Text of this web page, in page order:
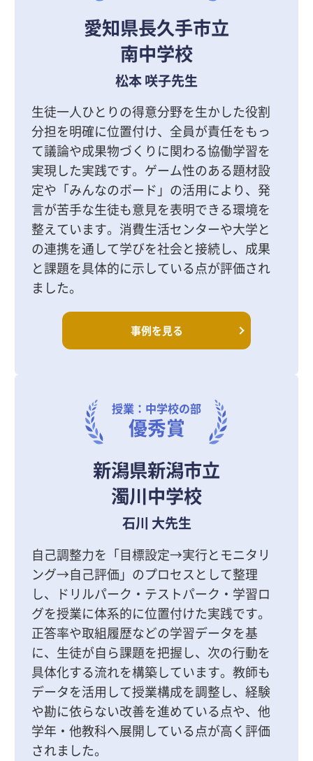
愛知県長久手市立
南中学校
松本 咲子先生
生徒一人ひとりの得意分野を生かした役割
分担を明確に位置付け、全員が責任をもっ
て議論や成果物づくりに関わる協働学習を
実現した実践です。ゲーム性のある題材設
定や「みんなのボード」の活用により、発
言が苦手な生徒も意見を表明できる環境を
整えています。消費生活センターや大学と
の連携を通して学びを社会と接続し、成果
と課題を具体的に示している点が評価され
ました。
事例を見る
授業：中学校の部
優秀賞
新潟県新潟市立
濁川中学校
石川 大先生
自己調整力を「目標設定→実行とモニタリ
ング→自己評価」のプロセスとして整理
し、ドリルパーク・テストパーク・学習ロ
グを授業に体系的に位置付けた実践です。
正答率や取組履歴などの学習データを基
に、生徒が自ら課題を把握し、次の行動を
具体化する流れを構築しています。教師も
データを活用して授業構成を調整し、経験
や勘に依らない改善を進めている点や、他
学年・他教科へ展開している点が高く評価
されました。